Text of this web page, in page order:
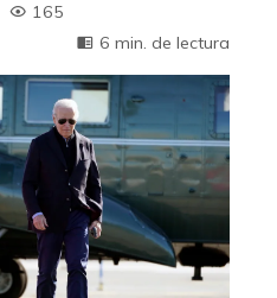
165
6 min. de lectura